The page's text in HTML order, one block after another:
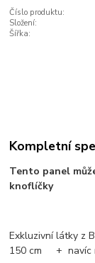
Číslo produktu:
Složení:
Šířka:
Kompletní
Tento panel
knoflíčky
Exkluzivní
150 cm + navíc